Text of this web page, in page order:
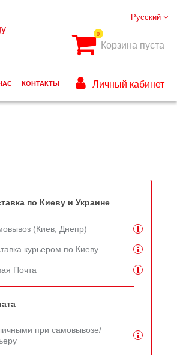
по Киеву и Украине
(Киев, Днепр)
курьером по Киеву
Почта
при самовывозе/
Русский
0
Корзина пуста
КОНТАКТЫ Личный кабинет